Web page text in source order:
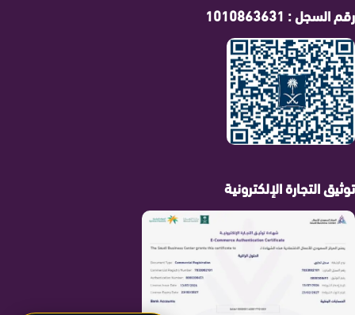
رقم السجل : 1010863631
توثيق التجارة الإلكترونية